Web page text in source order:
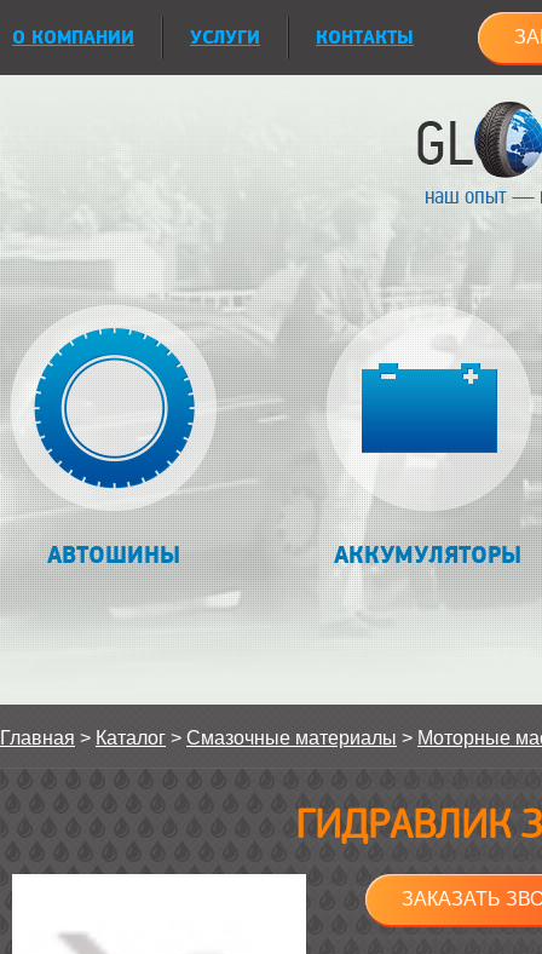
О КОМПАНИИ УСЛУГИ КОНТАКТЫ
наш опыт —
АВТОШИНЫ АККУМУЛЯТОРЫ
Главная > Каталог > Смазочные материалы > Моторные
ГИДРАВЛИК
ЗАКАЗАТЬ